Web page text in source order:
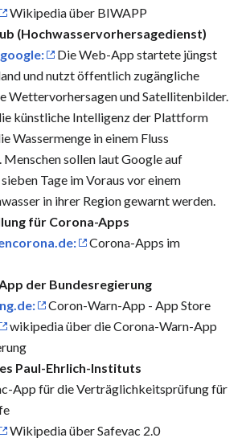
Wikipedia über BIWAPP
(Hochwasservorhersagedienst)
Die Web-App startete jüngst
und nutzt öffentlich zugängliche
Wettervorhersagen und Satellitenbilder.
künstliche Intelligenz der Plattform
Wassermenge in einem Fluss
sollen laut Google auf
Tage im Voraus vor einem
in ihrer Region gewarnt werden.
für Corona-Apps
Corona-Apps im
der Bundesregierung
Coron-Warn-App - App Store
wikipedia über die Corona-Warn-App
Paul-Ehrlich-Instituts
App für die Verträglichkeitsprüfung für
Wikipedia über Safevac 2.0